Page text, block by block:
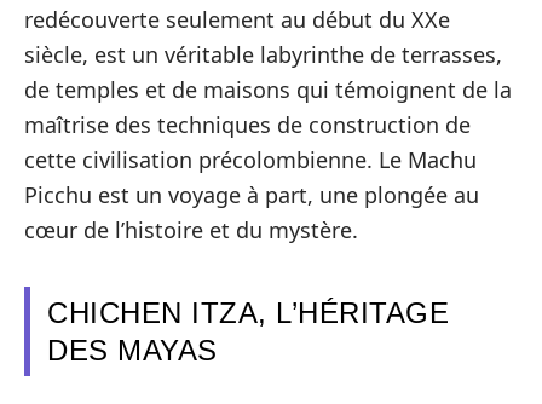
redécouverte seulement au début du XXe
siècle, est un véritable labyrinthe de terrasses,
de temples et de maisons qui témoignent de la
maîtrise des techniques de construction de
cette civilisation précolombienne. Le Machu
Picchu est un voyage à part, une plongée au
cœur de l’histoire et du mystère.
CHICHEN ITZA, L’HÉRITAGE
DES MAYAS